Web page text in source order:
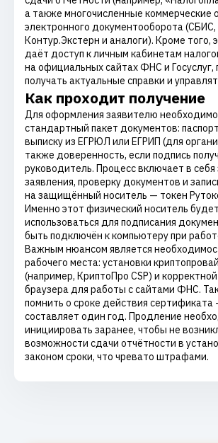
а также многочисленные коммерческие
электронного документооборота (СБИС,
Контур.Экстерн и аналоги). Кроме того,
даёт доступ к личным кабинетам
на официальных сайтах ФНС и
получать актуальные справки и
Как проходит получение
Для оформления заявителю
стандартный пакет документов:
выписку из ЕГРЮЛ или ЕГРИП (для
также доверенность, если подпись
руководитель. Процесс включает в себя
заявления, проверку документов и
на защищённый носитель — токен
Именно этот физический носитель
использоваться для подписания
быть подключён к компьютеру при
Важным нюансом является
рабочего места: установки
(например, КриптоПро CSP) и
браузера для работы с сайтами ФНС.
помнить о сроке действия сертификата
составляет один год. Продление
инициировать заранее, чтобы не
возможности сдачи отчётности в
законом сроки, что чревато штрафами.